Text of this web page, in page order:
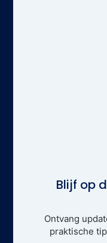
Blijf op
Ontvang
praktische